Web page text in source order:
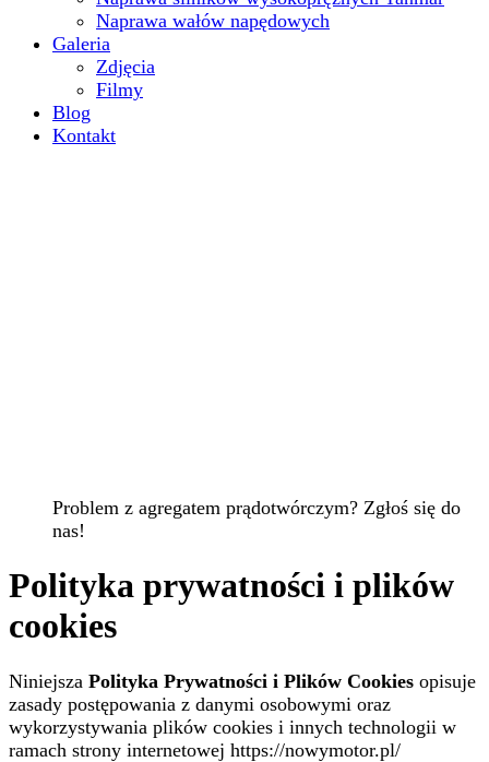
Naprawa wałów napędowych
Galeria
Zdjęcia
Filmy
Blog
Kontakt
Problem z agregatem prądotwórczym? Zgłoś się do
nas!
Polityka prywatności i plików
cookies
Niniejsza Polityka Prywatności i Plików Cookies opisuje
zasady postępowania z danymi osobowymi oraz
wykorzystywania plików cookies i innych technologii w
ramach strony internetowej https://nowymotor.pl/